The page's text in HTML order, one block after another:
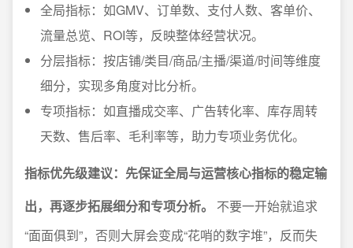
全局指标：如GMV、订单数、支付人数、客单价、
流量总览、ROI等，反映整体经营状况。
分层指标：按店铺/类目/商品/主播/渠道/时间等维度
细分，实现多角度对比分析。
专项指标：如直播成交率、广告转化率、库存周转
天数、售后率、毛利率等，助力专项业务优化。
指标优先级建议：先保证全局与运营核心指标的稳定输
出，再逐步拓展细分和专项分析。
不要一开始就追求
“面面俱到”，否则大屏会变成“花哨的数字堆”，反而失